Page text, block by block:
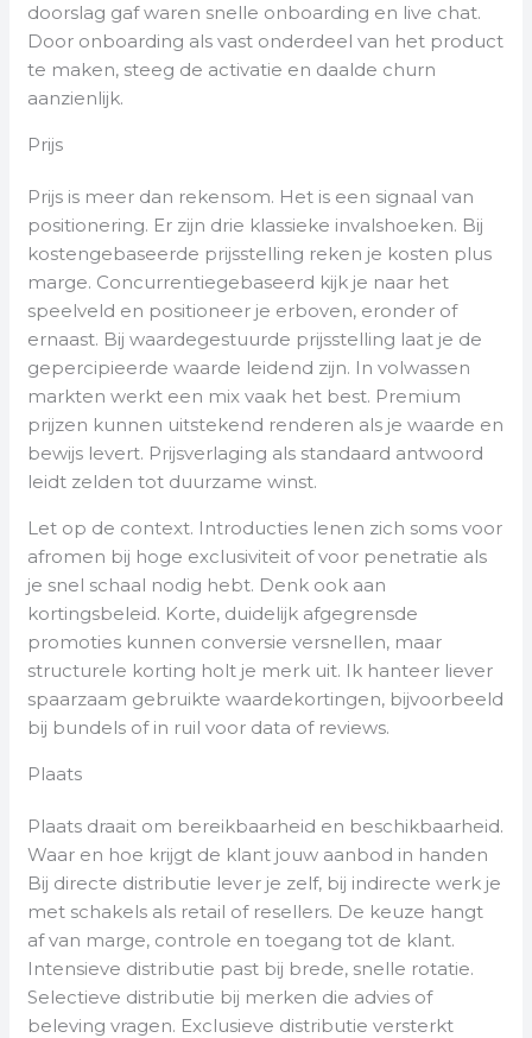
doorslag gaf waren snelle onboarding en live chat.
Door onboarding als vast onderdeel van het product
te maken, steeg de activatie en daalde churn
aanzienlijk.
Prijs
Prijs is meer dan rekensom. Het is een signaal van
positionering. Er zijn drie klassieke invalshoeken. Bij
kostengebaseerde prijsstelling reken je kosten plus
marge. Concurrentiegebaseerd kijk je naar het
speelveld en positioneer je erboven, eronder of
ernaast. Bij waardegestuurde prijsstelling laat je de
gepercipieerde waarde leidend zijn. In volwassen
markten werkt een mix vaak het best. Premium
prijzen kunnen uitstekend renderen als je waarde en
bewijs levert. Prijsverlaging als standaard antwoord
leidt zelden tot duurzame winst.
Let op de context. Introducties lenen zich soms voor
afromen bij hoge exclusiviteit of voor penetratie als
je snel schaal nodig hebt. Denk ook aan
kortingsbeleid. Korte, duidelijk afgegrensde
promoties kunnen conversie versnellen, maar
structurele korting holt je merk uit. Ik hanteer liever
spaarzaam gebruikte waardekortingen, bijvoorbeeld
bij bundels of in ruil voor data of reviews.
Plaats
Plaats draait om bereikbaarheid en beschikbaarheid.
Waar en hoe krijgt de klant jouw aanbod in handen
Bij directe distributie lever je zelf, bij indirecte werk je
met schakels als retail of resellers. De keuze hangt
af van marge, controle en toegang tot de klant.
Intensieve distributie past bij brede, snelle rotatie.
Selectieve distributie bij merken die advies of
beleving vragen. Exclusieve distributie versterkt